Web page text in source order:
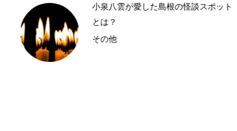
小泉八雲が愛した島根の怪談スポット
とは？
その他